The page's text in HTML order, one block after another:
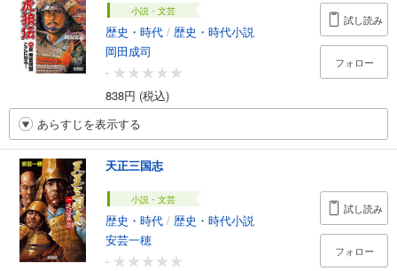
小説・文芸
歴史・時代 / 歴史・時代小説
岡田成司
-
838円 (税込)
試し読み
フォロー
あらすじを表示する
天正三国志
小説・文芸
歴史・時代 / 歴史・時代小説
安芸一穂
-
試し読み
フォロー